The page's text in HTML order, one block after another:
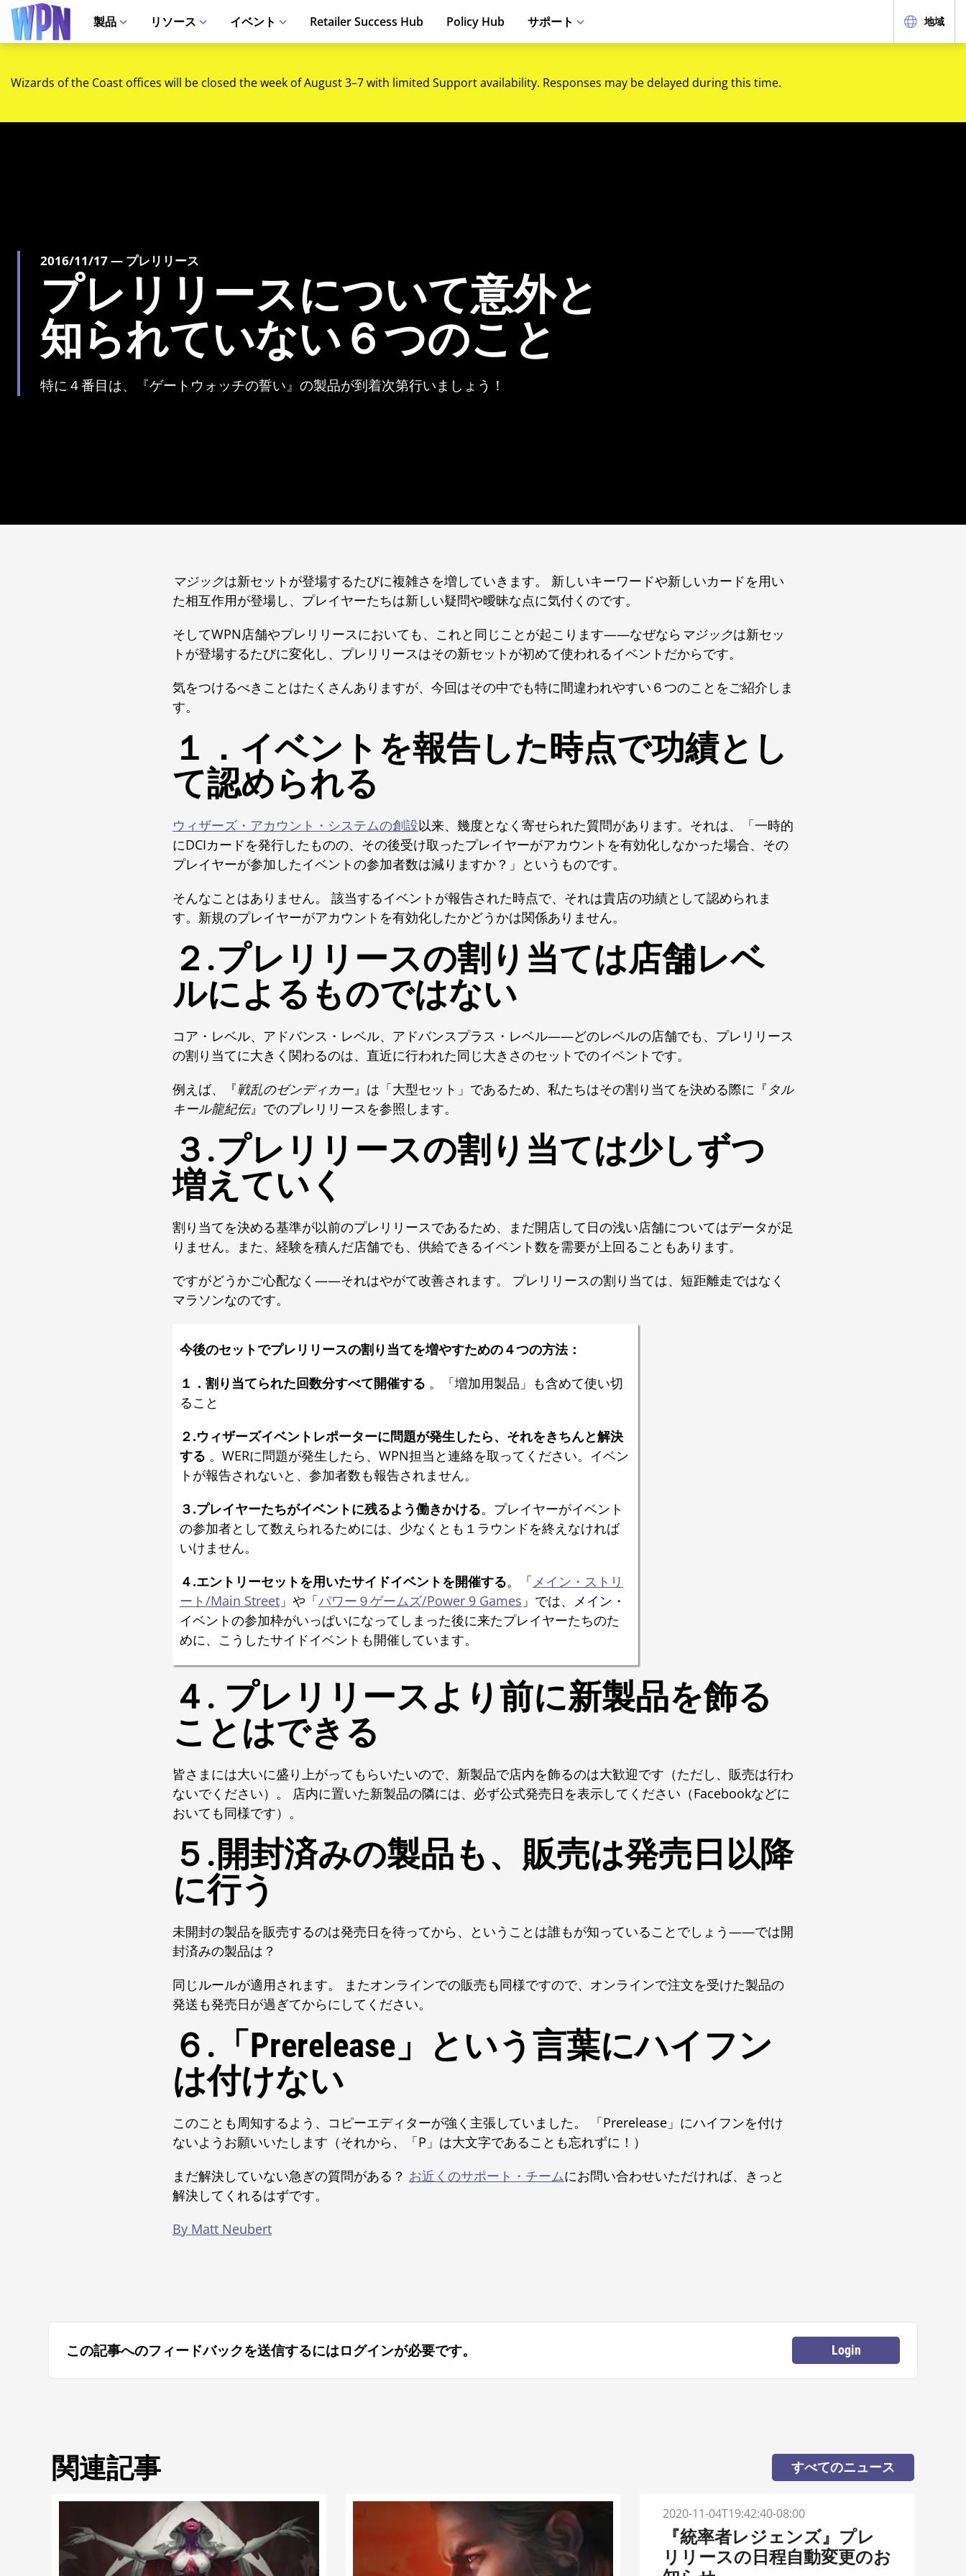
製品 リソース イベント Retailer Success Hub Policy Hub サポート 地域
Wizards of the Coast offices will be closed the week of August 3–7 with limited Support availability. Responses may be delayed during this time.
2016/11/17 — プレリリース
プレリリースについて意外と
知られていない６つのこと
特に４番目は、『ゲートウォッチの誓い』の製品が到着次第行いましょう！
マジックは新セットが登場するたびに複雑さを増していきます。 新しいキーワードや新しいカードを用い
た相互作用が登場し、プレイヤーたちは新しい疑問や曖昧な点に気付くのです。
そしてWPN店舗やプレリリースにおいても、これと同じことが起こります――なぜなら マジックは新セッ
トが登場するたびに変化し、プレリリースはその新セットが初めて使われるイベントだからです。
気をつけるべきことはたくさんありますが、今回はその中でも特に間違われやすい６つのことをご紹介しま
す。
１．イベントを報告した時点で功績とし
て認められる
ウィザーズ・アカウント・システムの創設以来、幾度となく寄せられた質問があります。それは、「一時的
にDCIカードを発行したものの、その後受け取ったプレイヤーがアカウントを有効化しなかった場合、その
プレイヤーが参加したイベントの参加者数は減りますか？」というものです。
そんなことはありません。 該当するイベントが報告された時点で、それは貴店の功績として認められま
す。新規のプレイヤーがアカウントを有効化したかどうかは関係ありません。
２.プレリリースの割り当ては店舗レベ
ルによるものではない
コア・レベル、アドバンス・レベル、アドバンスプラス・レベル――どのレベルの店舗でも、プレリリース
の割り当てに大きく関わるのは、直近に行われた同じ大きさのセットでのイベントです。
例えば、『戦乱のゼンディカー』は「大型セット」であるため、私たちはその割り当てを決める際に『 タル
キール龍紀伝』でのプレリリースを参照します。
３.プレリリースの割り当ては少しずつ
増えていく
割り当てを決める基準が以前のプレリリースであるため、まだ開店して日の浅い店舗についてはデータが足
りません。また、経験を積んだ店舗でも、供給できるイベント数を需要が上回ることもあります。
ですがどうかご心配なく――それはやがて改善されます。 プレリリースの割り当ては、短距離走ではなく
マラソンなのです。
今後のセットでプレリリースの割り当てを増やすための４つの方法：
１．割り当てられた回数分すべて開催する 。「増加用製品」も含めて使い切
ること
２.ウィザーズイベントレポーターに問題が発生したら、それをきちんと解決
する 。WERに問題が発生したら、WPN担当と連絡を取ってください。イベン
トが報告されないと、参加者数も報告されません。
３.プレイヤーたちがイベントに残るよう働きかける。プレイヤーがイベント
の参加者として数えられるためには、少なくとも１ラウンドを終えなければ
いけません。
４.エントリーセットを用いたサイドイベントを開催する。「メイン・ストリ
ート/Main Street 」や「パワー９ゲームズ/Power 9 Games 」では、メイン・
イベントの参加枠がいっぱいになってしまった後に来たプレイヤーたちのた
めに、こうしたサイドイベントも開催しています。
４. プレリリースより前に新製品を飾る
ことはできる
皆さまには大いに盛り上がってもらいたいので、新製品で店内を飾るのは大歓迎です（ただし、販売は行わ
ないでください）。 店内に置いた新製品の隣には、必ず公式発売日を表示してください（Facebookなどに
おいても同様です）。
５.開封済みの製品も、販売は発売日以降
に行う
未開封の製品を販売するのは発売日を待ってから、ということは誰もが知っていることでしょう――では開
封済みの製品は？
同じルールが適用されます。 またオンラインでの販売も同様ですので、オンラインで注文を受けた製品の
発送も発売日が過ぎてからにしてください。
６.「Prerelease」という言葉にハイフン
は付けない
このことも周知するよう、コピーエディターが強く主張していました。 「Prerelease」にハイフンを付け
ないようお願いいたします（それから、「P」は大文字であることも忘れずに！）
まだ解決していない急ぎの質問がある？ お近くのサポート・チームにお問い合わせいただければ、きっと
解決してくれるはずです。
By Matt Neubert
この記事へのフィードバックを送信するにはログインが必要です。 Login
関連記事 すべてのニュース
2020-11-04T19:42:40-08:00
『統率者レジェンズ』プレ
リリースの日程自動変更のお